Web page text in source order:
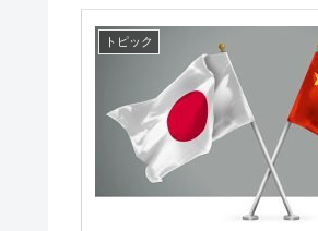
『Money1』 『韓国銀行』
『Money1』 韓国･外為取引
『Money1』 韓国･帰ってき
『Money1』
韓国大統領府ボ
韓国･警察職員
トピック